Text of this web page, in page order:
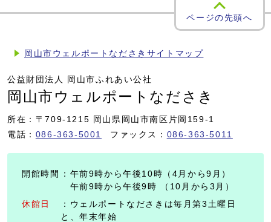
ページの先頭へ
岡山市ウェルポートなださきサイトマップ
公益財団法人 岡山市ふれあい公社
岡山市ウェルポートなださき
所在：〒709-1215 岡山県岡山市南区片岡159-1
電話： 086-363-5001 ファックス： 086-363-5011
開館時間
：午前9時から午後10時（4月から9月）
午前9時から午後9時 （10月から3月）
休館日
：ウェルポートなださきは毎月第3土曜日
と、年末年始